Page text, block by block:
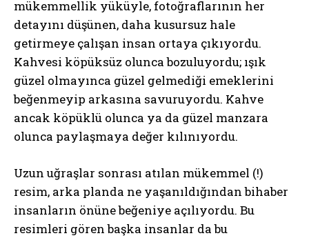
mükemmellik yüküyle, fotoğraflarının her
detayını düşünen, daha kusursuz hale
getirmeye çalışan insan ortaya çıkıyordu.
Kahvesi köpüksüz olunca bozuluyordu; ışık
güzel olmayınca güzel gelmediği emeklerini
beğenmeyip arkasına savuruyordu. Kahve
ancak köpüklü olunca ya da güzel manzara
olunca paylaşmaya değer kılınıyordu.
Uzun uğraşlar sonrası atılan mükemmel (!)
resim, arka planda ne yaşanıldığından bihaber
insanların önüne beğeniye açılıyordu. Bu
resimleri gören başka insanlar da bu